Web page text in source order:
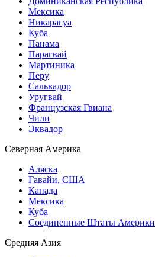
Мексика
Никарагуа
Куба
Панама
Парагвай
Мартиника
Перу
Сальвадор
Уругвай
Французская Гвиана
Чили
Эквадор
Северная Америка
Аляска
Гавайи, США
Канада
Мексика
Куба
Соединенные Штаты Америки
Средняя Азия